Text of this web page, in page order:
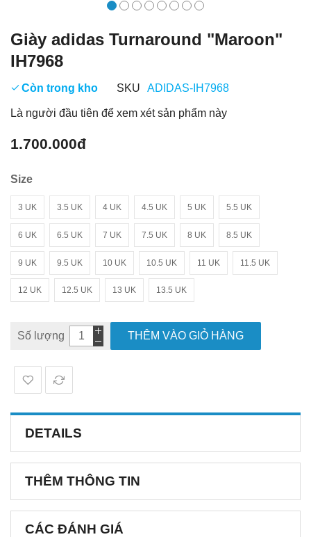
Giày adidas Turnaround "Maroon"
IH7968
Còn trong kho SKU ADIDAS-IH7968
Là người đầu tiên để xem xét sản phẩm này
1.700.000đ
Size
3 UK 3.5 UK 4 UK 4.5 UK 5 UK 5.5 UK
6 UK 6.5 UK 7 UK 7.5 UK 8 UK 8.5 UK
9 UK 9.5 UK 10 UK 10.5 UK 11 UK 11.5 UK
12 UK 12.5 UK 13 UK 13.5 UK
Số lượng THÊM VÀO GIỎ HÀNG
DETAILS
THÊM THÔNG TIN
CÁC ĐÁNH GIÁ